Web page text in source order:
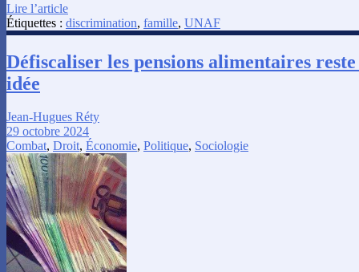
Lire l’article
Étiquettes : discrimination, famille, UNAF
Défiscaliser les pensions alimentaires reste
idée
Jean-Hugues Réty
29 octobre 2024
Combat, Droit, Économie, Politique, Sociologie